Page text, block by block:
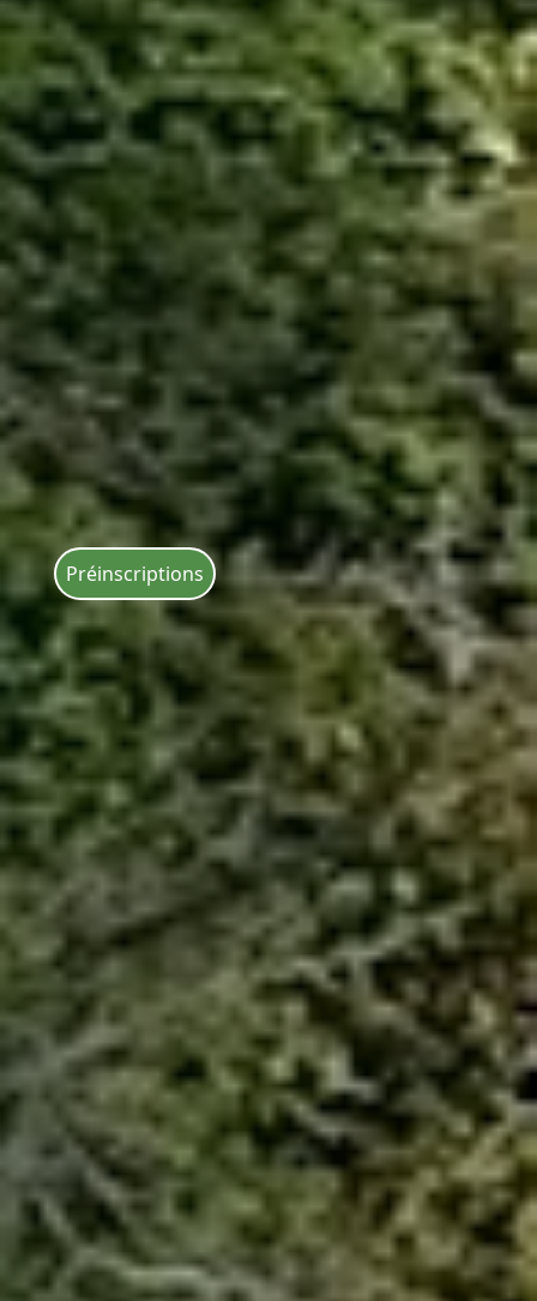
Préinscriptions